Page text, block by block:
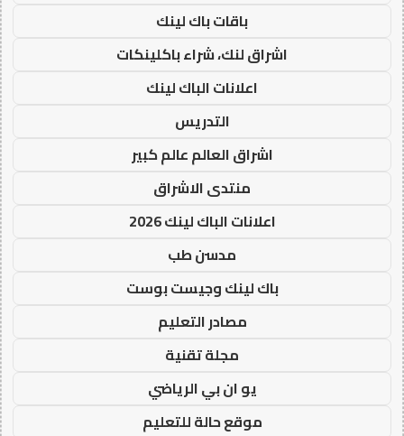
باقات باك لينك
اشراق لنك، شراء باكلينكات
اعلانات الباك لينك
التدريس
اشراق العالم عالم كبير
منتدى الاشراق
اعلانات الباك لينك 2026
مدسن طب
باك لينك وجيست بوست
مصادر التعليم
مجلة تقنية
يو ان بي الرياضي
موقع حالة للتعليم